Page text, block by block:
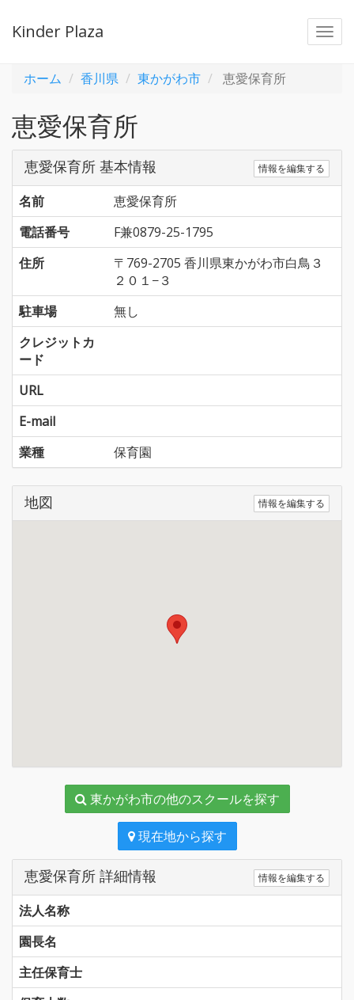
Kinder Plaza
ホーム 香川県 東かがわ市 恵愛保育所
恵愛保育所
恵愛保育所 基本情報 情報を編集する
名前
恵愛保育所
電話番号
F兼0879-25-1795
住所
〒769-2705 香川県東かがわ市白鳥３
２０１−３
駐車場
無し
クレジットカ
ード
URL
E-mail
業種
保育園
地図 情報を編集する
東かがわ市の他のスクールを探す
現在地から探す
恵愛保育所 詳細情報 情報を編集する
法人名称
園長名
主任保育士